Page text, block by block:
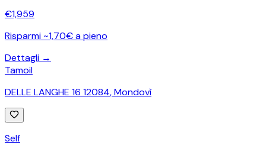
€1,959
Risparmi ~1,70€ a pieno
Dettagli →
Tamoil
DELLE LANGHE 16 12084,Mondovì
Self